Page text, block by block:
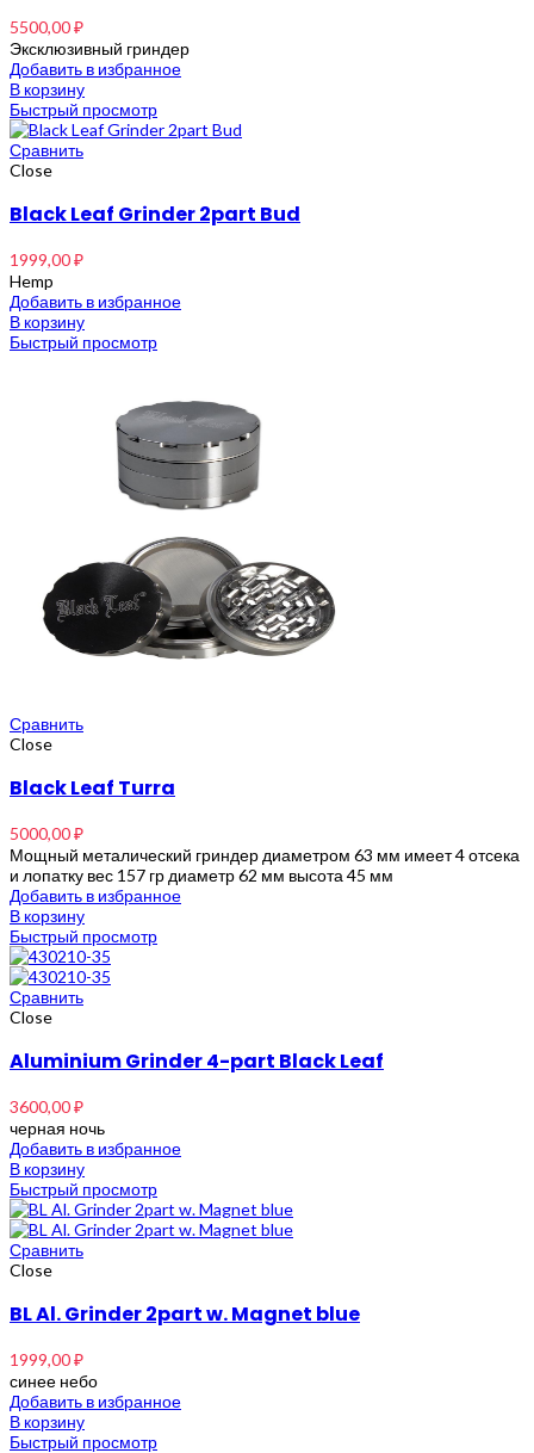
5500,00₽
Эксклюзивный гриндер
Добавить в избранное
В корзину
Быстрый просмотр
Сравнить
Close
Black Leaf Grinder 2part Bud
1999,00₽
Hemp
Добавить в избранное
В корзину
Быстрый просмотр
Сравнить
Close
Black Leaf Turra
5000,00₽
Мощный металический гриндер диаметром 63 мм имеет 4 отсека
и лопатку вес 157 гр диаметр 62 мм высота 45 мм
Добавить в избранное
В корзину
Быстрый просмотр
Сравнить
Close
Aluminium Grinder 4-part Black Leaf
3600,00₽
черная ночь
Добавить в избранное
В корзину
Быстрый просмотр
Сравнить
Close
BL Al. Grinder 2part w. Magnet blue
1999,00₽
синее небо
Добавить в избранное
В корзину
Быстрый просмотр